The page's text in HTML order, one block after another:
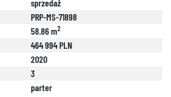
sprzedaż
PRP-MS-71898
58.86 m2
464 994 PLN
2020
3
parter